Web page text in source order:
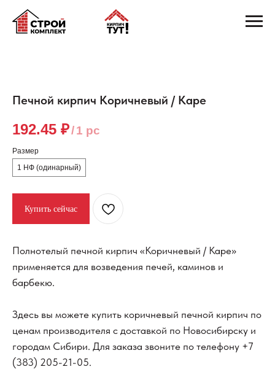
Печной кирпич Коричневый / Каре
192.45 ₽/1 pc
Размер
1 НФ (одинарный)
Купить сейчас
Полнотелый печной кирпич «Коричневый / Каре»
применяется для возведения печей, каминов и
барбекю.
Здесь вы можете купить коричневый печной кирпич по
ценам производителя с доставкой по Новосибирску и
городам Сибири. Для заказа звоните по телефону +7
(383) 205-21-05.